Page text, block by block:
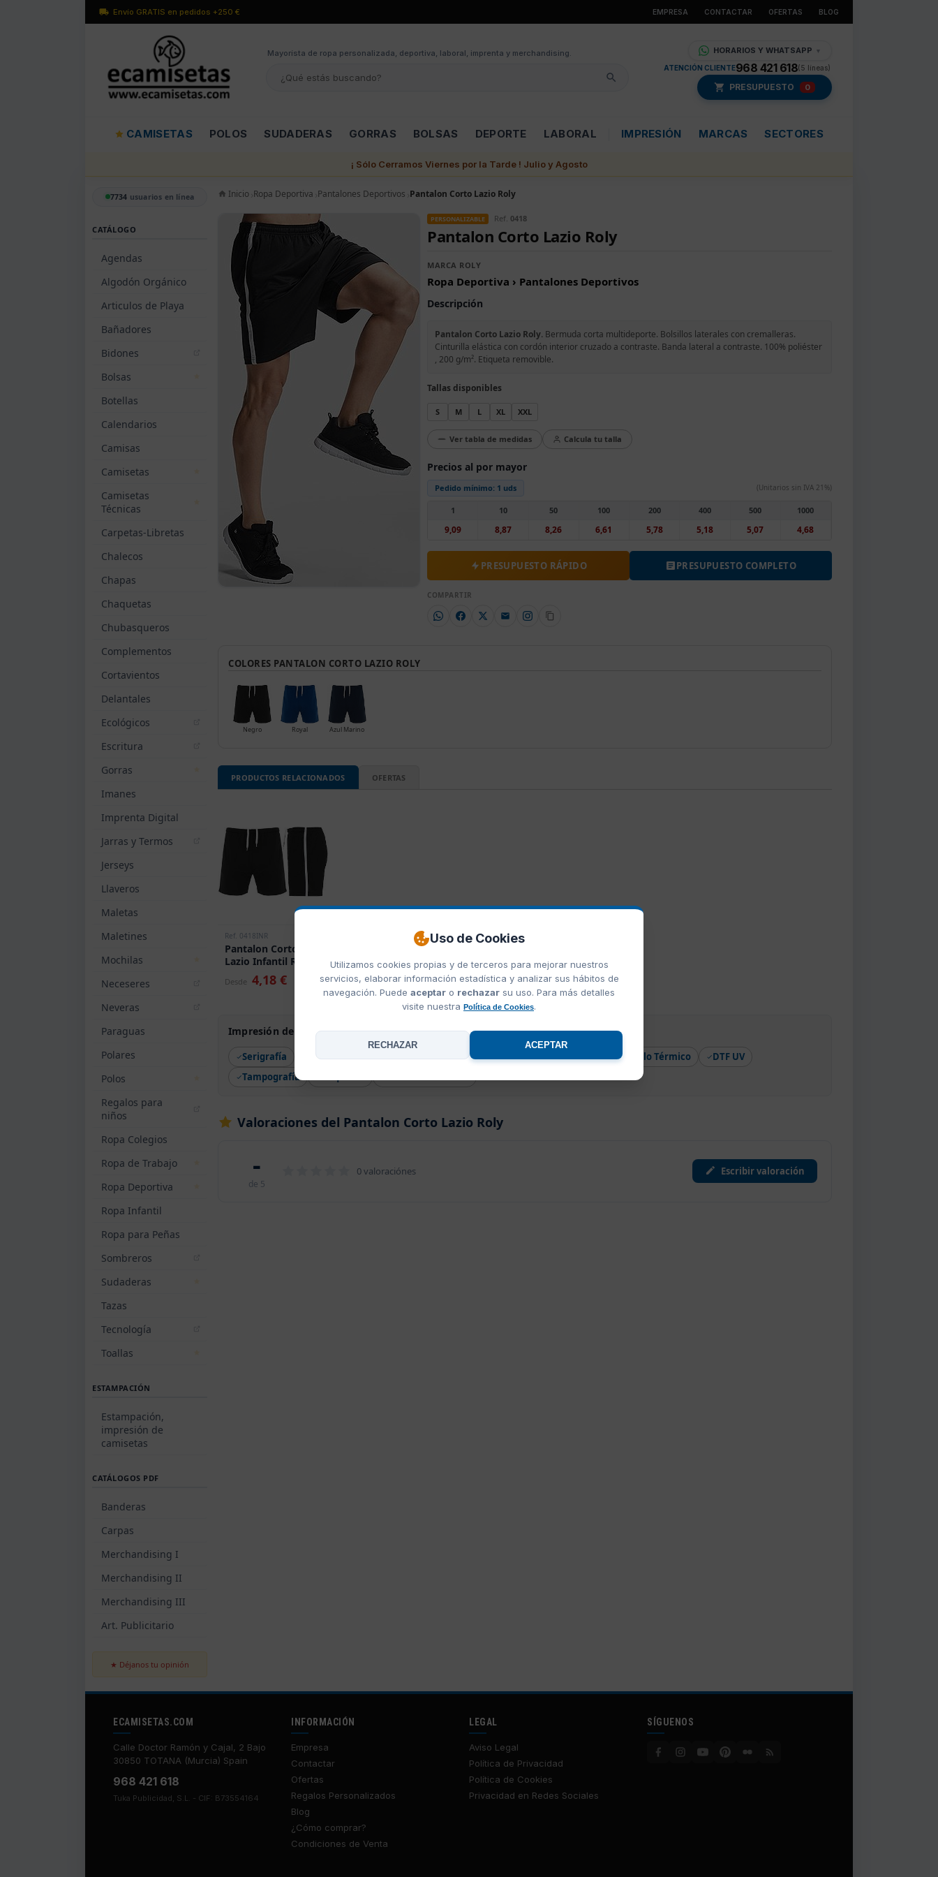
Envío GRATIS en pedidos +250 € EMPRESA CONTACTAR OFERTAS BLOG
Mayorísta de ropa personalizada, deportiva, laboral, imprenta y merchandising. HORARIOS Y WHATSAPP ▼
ATENCIÓN CLIENTE968 421 618(5 líneas)
PRESUPUESTO 0
CAMISETAS POLOS SUDADERAS GORRAS BOLSAS DEPORTE LABORAL IMPRESIÓN MARCAS SECTORES
¡ Sólo Cerramos Viernes por la Tarde ! Julio y Agosto
Uso de Cookies
Utilizamos cookies propias y de terceros para mejorar nuestros
servicios, elaborar información estadística y analizar sus hábitos de
navegación. Puede aceptar o rechazar su uso. Para más detalles
visite nuestra Política de Cookies.
RECHAZAR ACEPTAR
7734 usuarios en línea
CATÁLOGO
Agendas
Algodón Orgánico
Articulos de Playa
Bañadores
Bidones
Bolsas
Botellas
Calendarios
Camisas
Camisetas
Camisetas
Técnicas
Carpetas-Libretas
Chalecos
Chapas
Chaquetas
Chubasqueros
Complementos
Cortavientos
Delantales
Ecológicos
Escritura
Gorras
Imanes
Imprenta Digital
Jarras y Termos
Jerseys
Llaveros
Maletas
Maletines
Mochilas
Neceseres
Neveras
Paraguas
Polares
Polos
Regalos para
niños
Ropa Colegios
Ropa de Trabajo
Ropa Deportiva
Ropa Infantil
Ropa para Peñas
Sombreros
Sudaderas
Tazas
Tecnología
Toallas
ESTAMPACIÓN
Estampación,
impresión de
camisetas
CATÁLOGOS PDF
Banderas
Carpas
Merchandising I
Merchandising II
Merchandising III
Art. Publicitario
★ Déjanos tu opinión
Inicio Ropa Deportiva Pantalones Deportivos Pantalon Corto Lazio Roly
PERSONALIZABLE Ref. 0418
Pantalon Corto Lazio Roly
MARCA ROLY
Ropa Deportiva › Pantalones Deportivos
Descripción
Pantalon Corto Lazio Roly. Bermuda corta multideporte. Bolsillos laterales con cremalleras.
Cinturilla elástica con cordón interior cruzado a contraste. Banda lateral a contraste. 100% poliéster
, 200 g/m². Etiqueta removible.
Tallas disponibles
S M L XL XXL
Ver tabla de medidas Calcula tu talla
Precios al por mayor
Pedido mínimo: 1 uds (Unitarios sin IVA 21%)
1
9,09
10
8,87
50
8,26
100
6,61
200
5,78
400
5,18
500
5,07
1000
4,68
PRESUPUESTO RÁPIDO PRESUPUESTO COMPLETO
COMPARTIR
COLORES PANTALON CORTO LAZIO ROLY
Negro Royal Azul Marino
PRODUCTOS RELACIONADOS OFERTAS
Ref. 0418INR
Pantalon Corto
Lazio Infantil Roly
Desde 4,18 €
Impresión de Pantalon Corto Lazio Roly
Serigrafía Bordado Transfer Plastisol Vinilo Térmico
DTF UV
Tampografía
Valoraciones del Pantalon Corto Lazio Roly
-
de 5
0 valoraciónes Escribir valoración
ECAMISETAS.COM
Calle Doctor Ramón y Cajal, 2 Bajo
30850 TOTANA (Murcia) Spain
968 421 618
Tuka Publicidad, S.L. - CIF: B73554164
INFORMACIÓN
Empresa
Contactar
Ofertas
Regalos Personalizados
Blog
¿Cómo comprar?
Condiciones de Venta
LEGAL
Aviso Legal
Política de Privacidad
Política de Cookies
Privacidad en Redes Sociales
SÍGUENOS